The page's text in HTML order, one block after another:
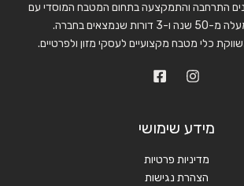
התרחבה והתמקצעה בתחום המטבח המוסדי עם
שנמצאים בחברה.
מידע שימושי
מדיניות פרטיות
הצהרת נגישות